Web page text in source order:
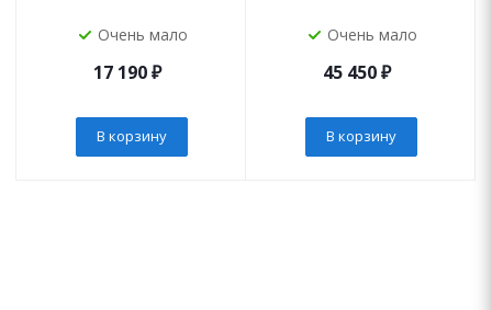
Очень мало
17 190₽
В корзину
Очень мало
45 450₽
В корзину